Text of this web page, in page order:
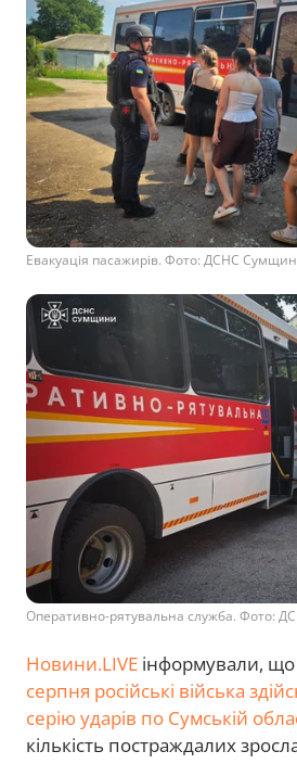
Евакуація пасажирів. Фото: ДСНС
Оперативно-рятувальна служба. Фото:
Новини.LIVE інформували, що
серпня російські війська
серію ударів по Сумській
кількість постраждалих